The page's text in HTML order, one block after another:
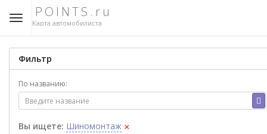
POINTS.ru
Карта автомобилиста
Фильтр
По названию:
Вы ищете: Шиномонтаж ×